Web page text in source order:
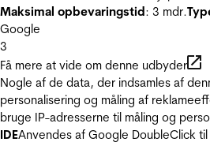
Maksimal opbevaringstid: 3 mdr.
Google
3
Få mere at vide om denne udbyder
Nogle af de data, der indsamles af
personalisering og måling af
bruge IP-adresserne til måling og
IDEAnvendes af Google DoubleClick